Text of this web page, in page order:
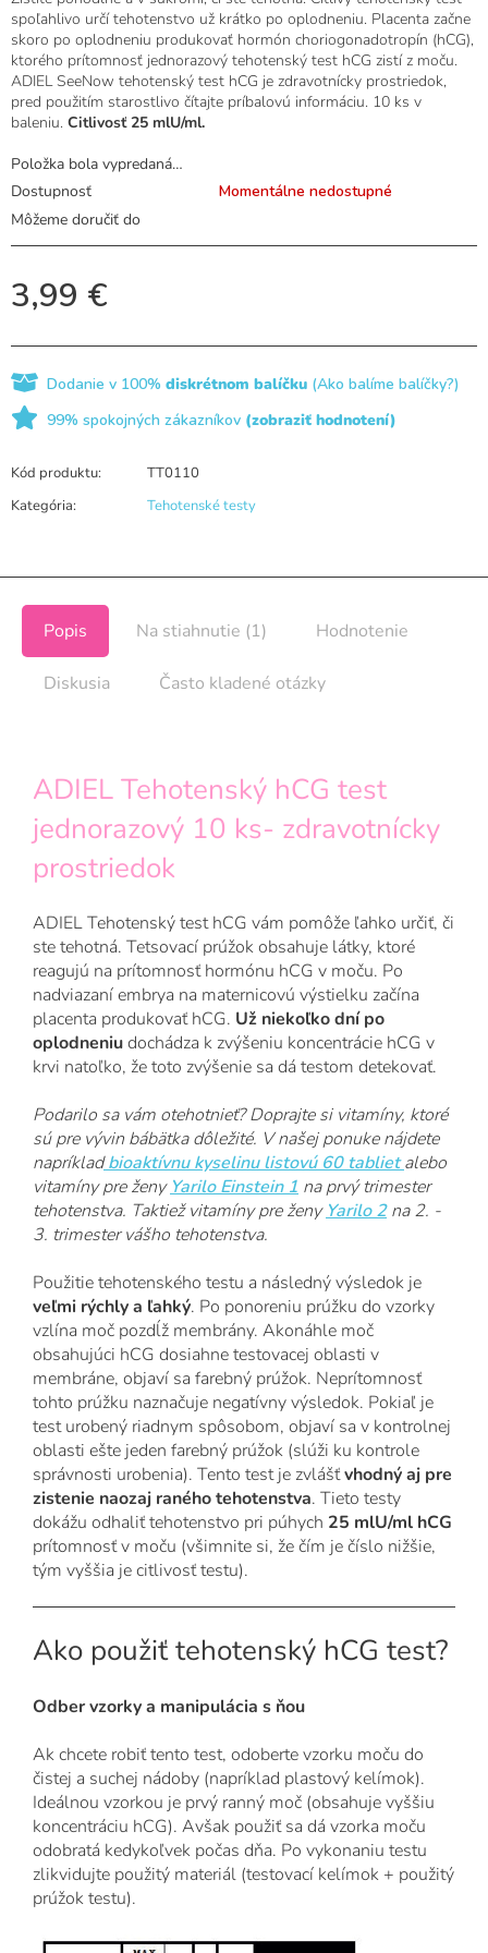
je
0,0
z
5
hviezdičiek.
3,99 €
Dodanie v 100% diskrétnom balíčku (Ako balíme balíčky?)
99% spokojných zákazníkov (zobraziť hodnotení)
Položka bola vypredaná…
Dostupnosť
Momentálne nedostupné
Môžeme doručiť do
spoľahlivo určí tehotenstvo už krátko po oplodneniu. Placenta začne
skoro po oplodneniu produkovať hormón choriogonadotropín (hCG),
ktorého prítomnosť jednorazový tehotenský test hCG zistí z moču.
ADIEL SeeNow tehotenský test hCG je zdravotnícky prostriedok,
pred použitím starostlivo čítajte príbalovú informáciu. 10 ks v
baleniu. Citlivosť 25 mlU/ml.
Kód produktu:
TT0110
Kategória: Tehotenské testy
Popis Na stiahnutie (1) Hodnotenie
Diskusia Často kladené otázky
ADIEL Tehotenský hCG test
jednorazový 10 ks- zdravotnícky
prostriedok
ADIEL Tehotenský test hCG vám pomôže ľahko určiť, či
ste tehotná. Tetsovací prúžok obsahuje látky, ktoré
reagujú na prítomnosť hormónu hCG v moču. Po
nadviazaní embrya na maternicovú výstielku začína
placenta produkovať hCG. Už niekoľko dní po
oplodneniudochádza k zvýšeniu koncentrácie hCG v
krvi natoľko, že toto zvýšenie sa dá testom detekovať.
Podarilo sa vám otehotnieť? Doprajte si vitamíny, ktoré
sú pre vývin bábätka dôležité. V našej ponuke nájdete
napríkladbioaktívnu kyselinu listovú 60 tablietalebo
vitamíny pre ženy Yarilo Einstein 1 na prvý trimester
tehotenstva. Taktiež vitamíny pre ženy Yarilo 2na 2. -
3. trimester vášho tehotenstva.
Použitie tehotenského testu a následný výsledok je
veľmi rýchly a ľahký. Po ponoreniu prúžku do vzorky
vzlína moč pozdĺž membrány. Akonáhle moč
obsahujúci hCG dosiahne testovacej oblasti v
membráne, objaví sa farebný prúžok. Neprítomnosť
tohto prúžku naznačuje negatívny výsledok. Pokiaľ je
test urobený riadnym spôsobom, objaví sa v kontrolnej
oblasti ešte jeden farebný prúžok (slúži ku kontrole
správnosti urobenia). Tento test je zvlášťvhodný aj pre
zistenie naozaj raného tehotenstva. Tieto testy
dokážu odhaliť tehotenstvo pri púhych 25 mlU/ml hCG
prítomnosť v moču (všimnite si, že čím je číslo nižšie,
tým vyššia je citlivosť testu).
Ako použiť tehotenský hCG test?
Odber vzorky a manipulácia s ňou
Ak chcete robiť tento test, odoberte vzorku moču do
čistej a suchej nádoby (napríklad plastový kelímok).
Ideálnou vzorkou je prvý ranný moč (obsahuje vyššiu
koncentráciu hCG). Avšak použiť sa dá vzorka moču
odobratá kedykoľvek počas dňa. Po vykonaniu testu
zlikvidujte použitý materiál (testovací kelímok + použitý
prúžok testu).